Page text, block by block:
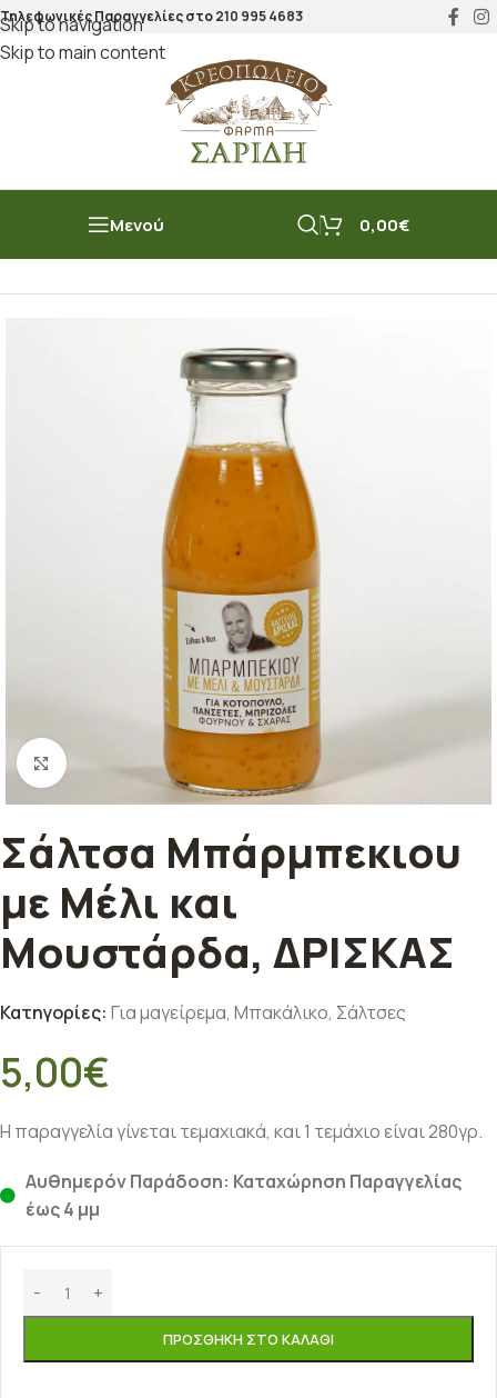
Skip to navigation
Skip to main content
Τηλεφωνικές Παραγγελίες στο210 995 4683
Μενού 0,00€
Κλικ για μεγέθυνση
Σάλτσα Μπάρμπεκιου
με Μέλι και
Μουστάρδα, ΔΡΙΣΚΑΣ
Κατηγορίες: Για μαγείρεμα, Μπακάλικο, Σάλτσες
5,00€
Η παραγγελία γίνεται τεμαχιακά, και 1 τεμάχιο είναι 280γρ.
Αυθημερόν Παράδοση: Καταχώρηση Παραγγελίας
έως 4 μμ
ΠΡΟΣΘΉΚΗ ΣΤΟ ΚΑΛΆΘΙ